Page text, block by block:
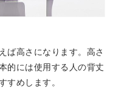
ば高さになります。高さ
的には使用する人の背丈
すめします。